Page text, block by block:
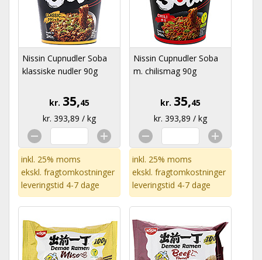
Nissin Cupnudler Soba
klassiske nudler 90g
kr. 35,45
kr. 393,89 / kg
inkl. 25% moms
ekskl. fragtomkostninger
leveringstid 4-7 dage
Nissin Cupnudler Soba
m. chilismag 90g
kr. 35,45
kr. 393,89 / kg
inkl. 25% moms
ekskl. fragtomkostninger
leveringstid 4-7 dage